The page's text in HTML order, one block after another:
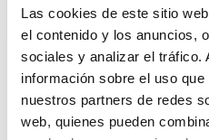
Las cookies de este sitio
el contenido y los anuncios,
sociales y analizar el tráfico.
información sobre el uso
nuestros partners de redes
web, quienes pueden